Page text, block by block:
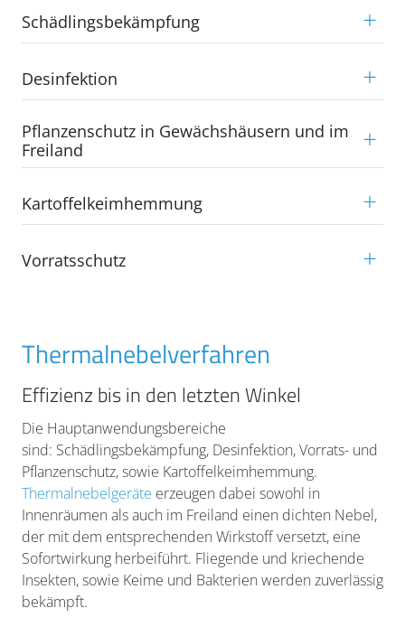
Schädlingsbekämpfung
Desinfektion
Pflanzenschutz in Gewächshäusern und im
Freiland
Kartoffelkeimhemmung
Vorratsschutz
Thermalnebelverfahren
Effizienz bis in den letzten Winkel
Die Hauptanwendungsbereiche
sind: Schädlingsbekämpfung, Desinfektion, Vorrats- und
Pflanzenschutz, sowie Kartoffelkeimhemmung.
Thermalnebelgeräte erzeugen dabei sowohl in
Innenräumen als auch im Freiland einen dichten Nebel,
der mit dem entsprechenden Wirkstoff versetzt, eine
Sofortwirkung herbeiführt. Fliegende und kriechende
Insekten, sowie Keime und Bakterien werden zuverlässig
bekämpft.